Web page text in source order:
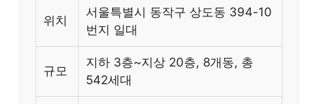
위치
서울특별시 동작구 상도동 394-10
번지 일대
규모
지하 3층~지상 20층, 8개동, 총
542세대